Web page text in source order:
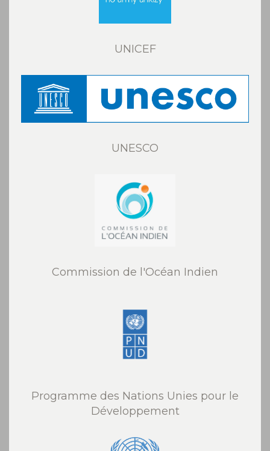
UNICEF
UNESCO
Commission de l'Océan Indien
Programme des Nations Unies pour le
Développement